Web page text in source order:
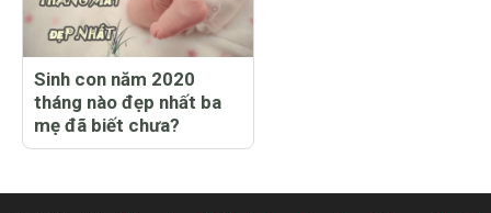
Sinh con năm 2020
tháng nào đẹp nhất ba
mẹ đã biết chưa?